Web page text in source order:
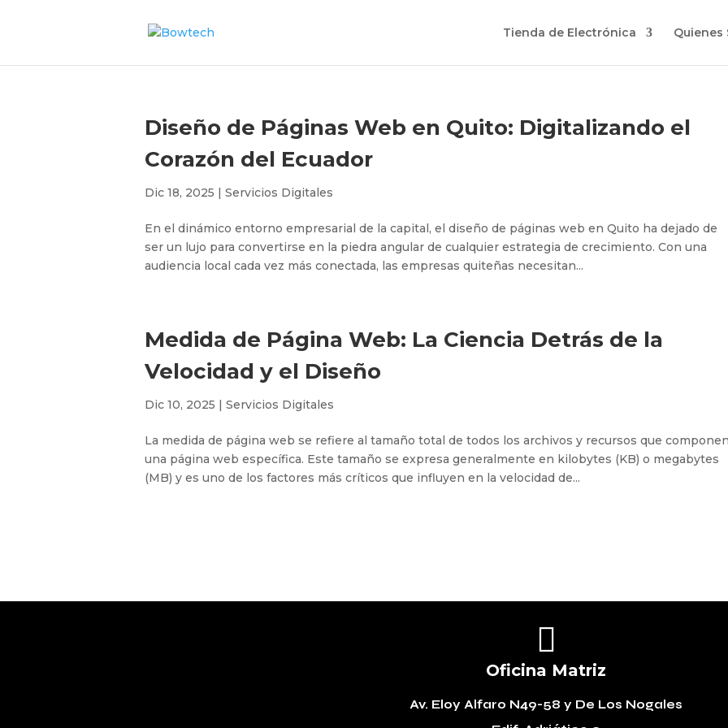
Tienda de Electrónica Quienes
Diseño de Páginas Web en Quito: Digitalizando el
Corazón del Ecuador
Dic 18, 2025 | Servicios Digitales
En el dinámico entorno empresarial de la capital, el diseño de páginas web en Quito ha dejado de
ser un lujo para convertirse en la piedra angular de cualquier estrategia de crecimiento. Con una
audiencia local cada vez más conectada, las empresas quiteñas necesitan...
Medida de Página Web: La Ciencia Detrás de la
Velocidad y el Diseño
Dic 10, 2025 | Servicios Digitales
La medida de página web se refiere al tamaño total de todos los archivos y recursos que
una página web específica. Este tamaño se expresa generalmente en kilobytes (KB) o megabytes
(MB) y es uno de los factores más críticos que influyen en la velocidad de...

Oficina Matriz
Av. Eloy Alfaro N49-58 y De Los Nogales